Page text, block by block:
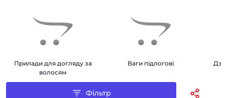
Прилади для догляду за
волосям
Ваги підлогові
Фільтр